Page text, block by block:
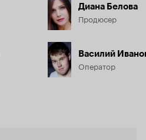
Диана Белова
Продюсер
Василий
Оператор